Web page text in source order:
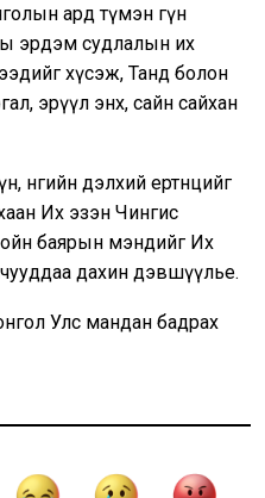
ард түмэн гүн
эрдэм судлалын их
хүсэж, Танд болон
эрүүл энх, сайн сайхан
дэлхий ертөнцийг
Их эзэн Чингис
баярын мэндийг Их
дахин дэвшүүлье.
Улс мандан бадрах